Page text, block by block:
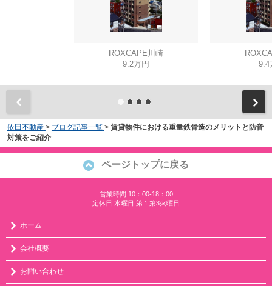
ROXCAPE川崎
9.2万円
9.4
依田不動産 > ブログ記事一覧 > 賃貸物件における重量鉄骨造のメリットと防音
対策をご紹介
ページトップに戻る
営業時間:10：00-18：00
定休日:水曜日 第１第3火曜日
ホーム
会社概要
お問い合わせ